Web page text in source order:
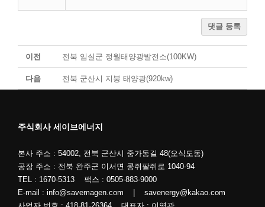
댓글 등록
이전 전북 임실군 정월태양광발전소(100KW)
다음 전북 군산시 지붕 태양광(920kw)
주식회사 세이브에너지
본사 주소 : 54002, 전북 군산시 중가동길 48(오식도동)
공장 주소 : 전북 완주군 이서면 콩쥐팥쥐로 1040-94
TEL : 1670-5313 팩스 : 0505-883-9000
E-mail : info@savemagen.com | savenergy@kakao.com